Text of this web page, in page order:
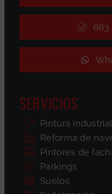
663
SERVICIOS
Pintura industrial
Reforma de
Pintores de
Parkings
Suelos